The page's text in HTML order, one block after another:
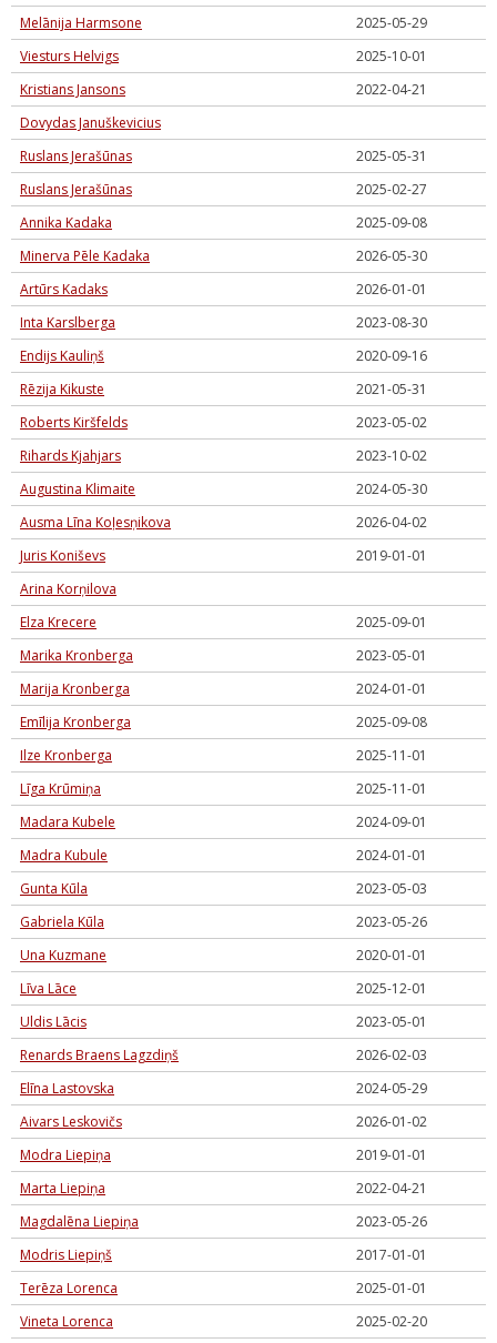
Melānija Harmsone
2025-05-29
Viesturs Helvigs
2025-10-01
Kristians Jansons
2022-04-21
Dovydas Januškevicius
Ruslans Jerašūnas
2025-05-31
Ruslans Jerašūnas
2025-02-27
Annika Kadaka
2025-09-08
Minerva Pēle Kadaka
2026-05-30
Artūrs Kadaks
2026-01-01
Inta Karslberga
2023-08-30
Endijs Kauliņš
2020-09-16
Rēzija Kikuste
2021-05-31
Roberts Kiršfelds
2023-05-02
Rihards Kjahjars
2023-10-02
Augustina Klimaite
2024-05-30
Ausma Līna Koļesņikova
2026-04-02
Juris Koniševs
2019-01-01
Arina Korņilova
Elza Krecere
2025-09-01
Marika Kronberga
2023-05-01
Marija Kronberga
2024-01-01
Emīlija Kronberga
2025-09-08
Ilze Kronberga
2025-11-01
Līga Krūmiņa
2025-11-01
Madara Kubele
2024-09-01
Madra Kubule
2024-01-01
Gunta Kūla
2023-05-03
Gabriela Kūla
2023-05-26
Una Kuzmane
2020-01-01
Līva Lāce
2025-12-01
Uldis Lācis
2023-05-01
Renards Braens Lagzdiņš
2026-02-03
Elīna Lastovska
2024-05-29
Aivars Leskovičs
2026-01-02
Modra Liepiņa
2019-01-01
Marta Liepiņa
2022-04-21
Magdalēna Liepiņa
2023-05-26
Modris Liepiņš
2017-01-01
Terēza Lorenca
2025-01-01
Vineta Lorenca
2025-02-20